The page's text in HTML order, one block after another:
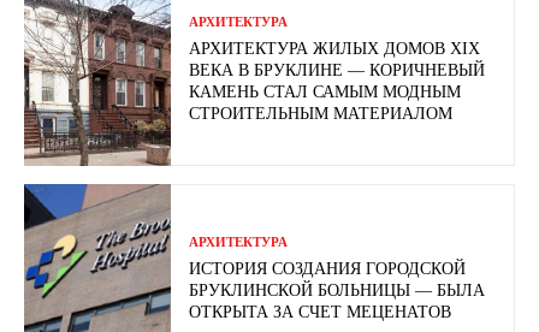
АРХИТЕКТУРА
АРХИТЕКТУРА ЖИЛЫХ ДОМОВ XIX
ВЕКА В БРУКЛИНЕ — КОРИЧНЕВЫЙ
КАМЕНЬ СТАЛ САМЫМ МОДНЫМ
СТРОИТЕЛЬНЫМ МАТЕРИАЛОМ
АРХИТЕКТУРА
ИСТОРИЯ СОЗДАНИЯ ГОРОДСКОЙ
БРУКЛИНСКОЙ БОЛЬНИЦЫ — БЫЛА
ОТКРЫТА ЗА СЧЕТ МЕЦЕНАТОВ